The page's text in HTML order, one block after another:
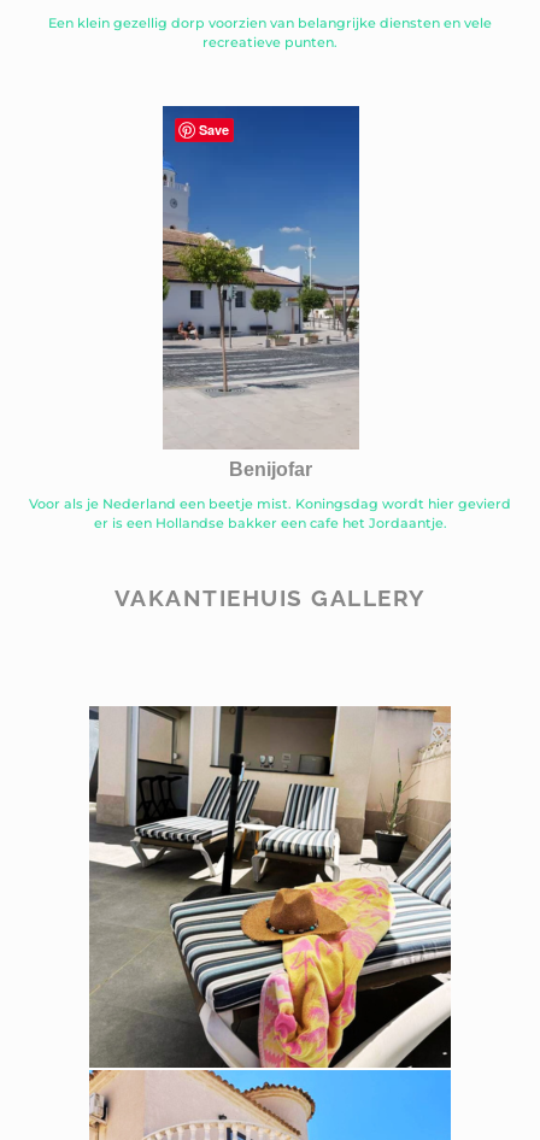
Een klein gezellig dorp voorzien van belangrijke diensten en vele
recreatieve punten.
Benijofar
Voor als je Nederland een beetje mist. Koningsdag wordt hier gevierd
er is een Hollandse bakker een cafe het Jordaantje.
VAKANTIEHUIS GALLERY
Save